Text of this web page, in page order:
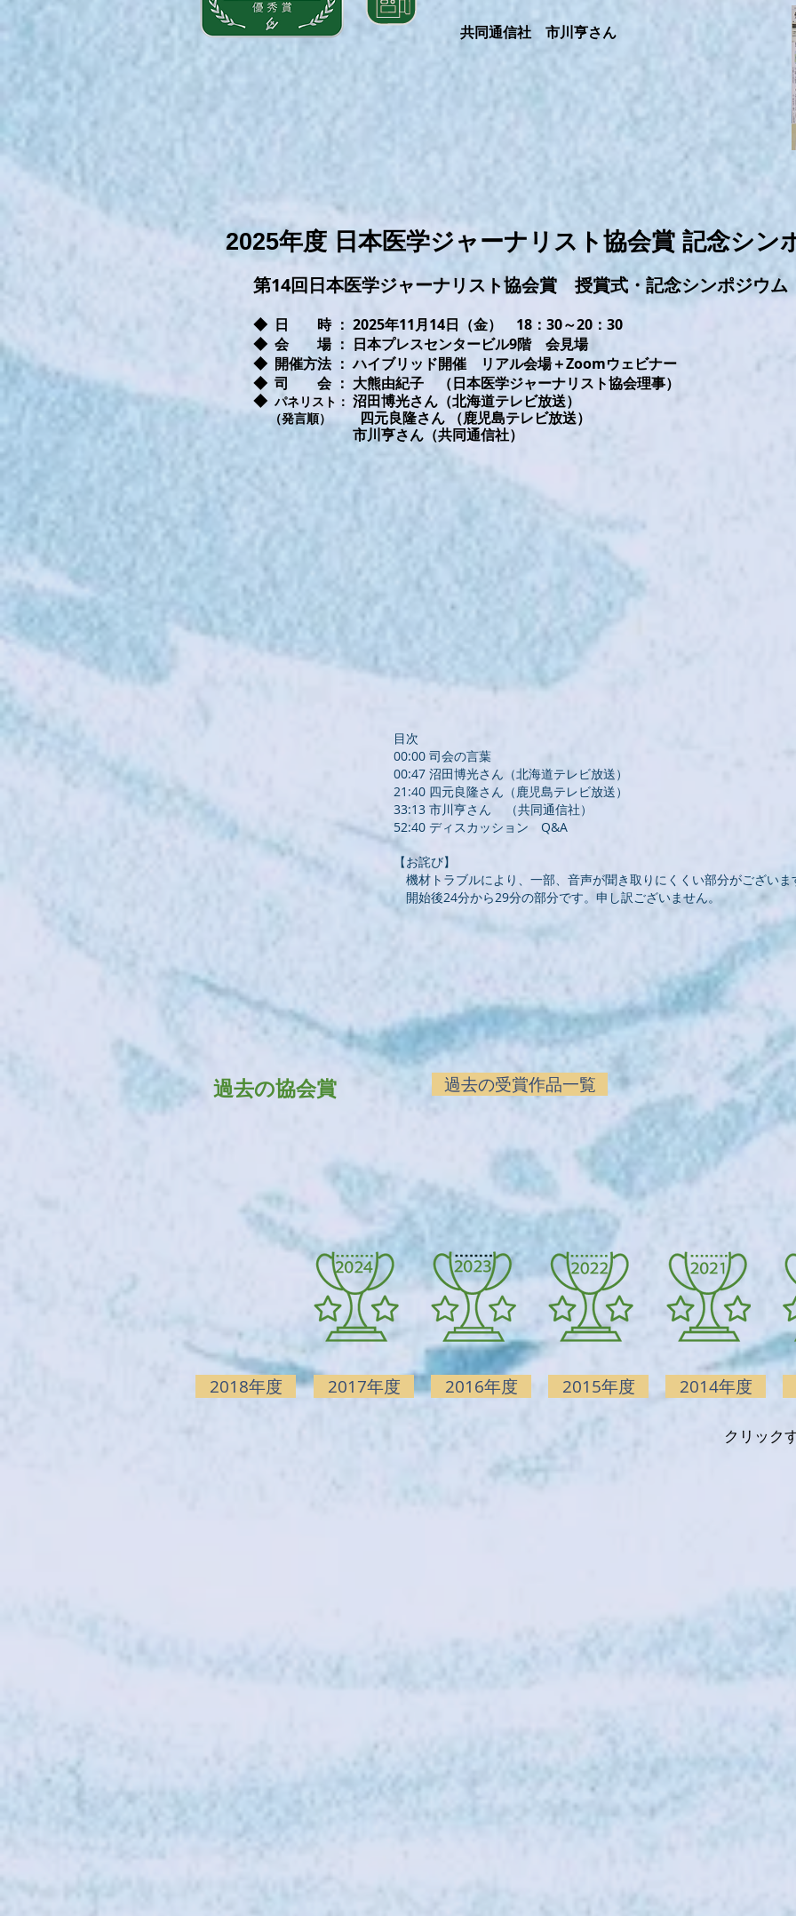
共同通信社 市川亨さん
2025年度 日本医学ジャーナリスト協会賞 記念シン
第14回日本医学ジャーナリスト協会賞 授賞式・記念シンポジウム
◆ 日 時 ： 2025年11月14日（金） 18：30～20：30
◆ 会 場 ： 日本プレスセンタービル9階 会見場
◆ 開催方法 ： ハイブリッド開催 リアル会場＋Zoomウェビナー
◆ 司 会 ： 大熊由紀子 （日本医学ジャーナリスト協会理事）
◆ パネリスト： 沼田博光さん（北海道テレビ放送）
（発言順）
四元良隆さん （鹿児島テレビ放送）
市川亨さん（共同通信社）
目次
00:00 司会の言葉
00:47 沼田博光さん（北海道テレビ放送）
21:40 四元良隆さん（鹿児島テレビ放送）
33:13 市川亨さん （共同通信社）
52:40 ディスカッション Q&A
【お詫び】
機材トラブルにより、一部、音声が聞き取りにくくい部分がございま
開始後24分から29分の部分です。申し訳ございません。
過去の協会賞 過去の受賞作品一覧
2018年度 2017年度 2016年度 2015年度 2014年度
クリック